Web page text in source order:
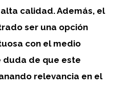
calidad. Además, el
ser una opción
con el medio
duda de que este
relevancia en el